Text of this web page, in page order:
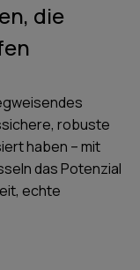
die
robuste
haben – mit
das Potenzial
echte